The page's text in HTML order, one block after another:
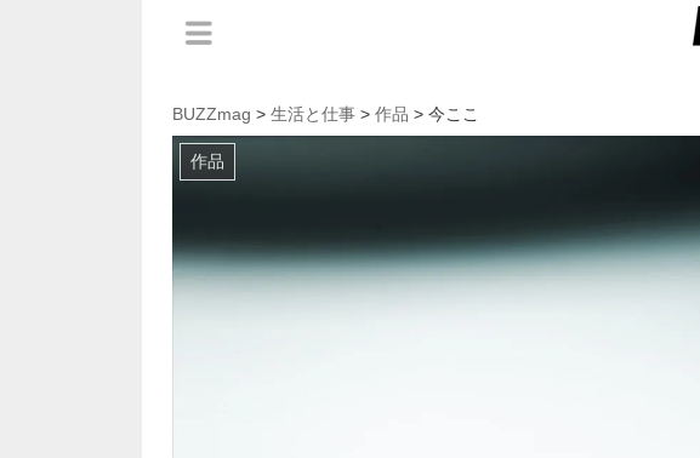
BUZZmag > 生活と仕事 > 作品 > 今ここ
作品